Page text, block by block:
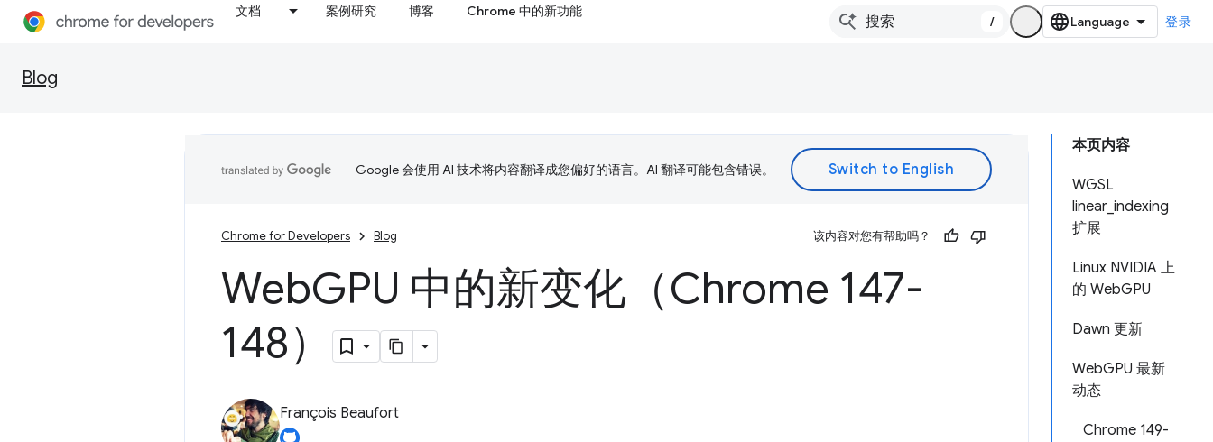
文档 案例研究 博客 Chrome 中的新功能
/ 登录
Blog
本页内容
WGSL
linear_indexing
扩展
Linux NVIDIA 上
的 WebGPU
Dawn 更新
WebGPU 最新
动态
Chrome 149-
Google 会使用 AI 技术将内容翻译成您偏好的语言。AI 翻译可能包含错误。
Chrome for Developers Blog 该内容对您有帮助吗？
WebGPU 中的新变化（Chrome 147-
148）
François Beaufort